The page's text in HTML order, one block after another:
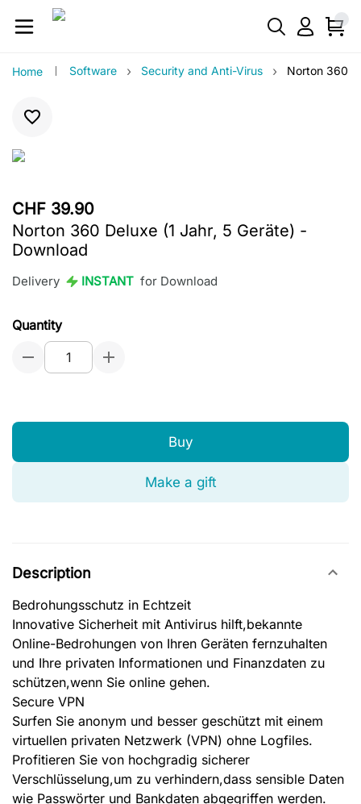
Home Software › Security and Anti-Virus › Norton 360
CHF 39.90
Norton 360 Deluxe (1 Jahr, 5 Geräte) -
Download
Delivery INSTANT for Download
Quantity
Buy
Make a gift
Description
Bedrohungsschutz in Echtzeit
Innovative Sicherheit mit Antivirus hilft,bekannte
Online-Bedrohungen von Ihren Geräten fernzuhalten
und Ihre privaten Informationen und Finanzdaten zu
schützen,wenn Sie online gehen.
Secure VPN
Surfen Sie anonym und besser geschützt mit einem
virtuellen privaten Netzwerk (VPN) ohne Logfiles.
Profitieren Sie von hochgradig sicherer
Verschlüsselung,um zu verhindern,dass sensible Daten
wie Passwörter und Bankdaten abgegriffen werden.